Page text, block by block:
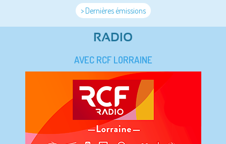
> Dernières émissions
RADIO
AVEC RCF LORRAINE